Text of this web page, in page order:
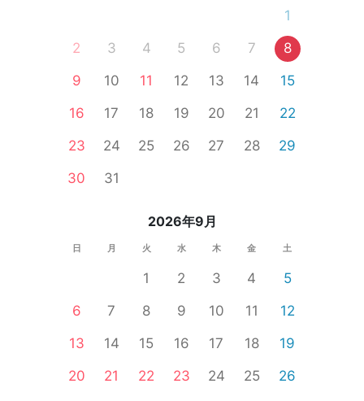
1
2
3 4 5 6 7
8
9
10 11 12 13 14
15
16
17 18 19 20 21
22
23
24 25 26 27 28
29
30
31
2026年9月
日 月 火 水 木 金 土
1 2 3 4
5
6
7 8 9 10 11
12
13
14 15 16 17 18
19
20
21 22 23 24 25
26